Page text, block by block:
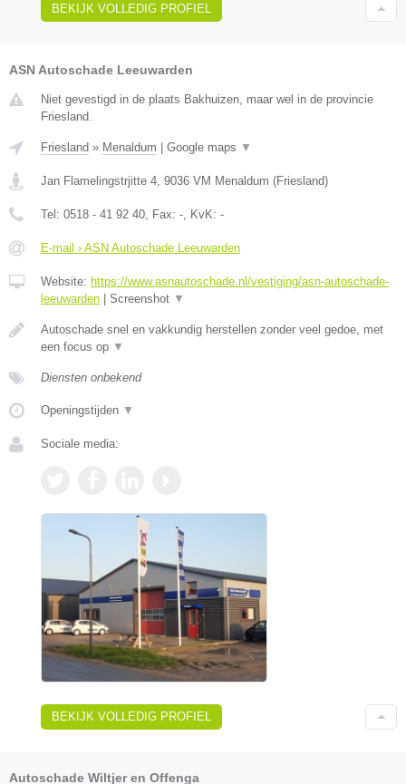
BEKIJK VOLLEDIG PROFIEL
ASN Autoschade Leeuwarden
Niet gevestigd in de plaats Bakhuizen, maar wel in de provincie
Friesland.
Friesland » Menaldum Google maps ▼
Jan Flamelingstrjitte 4 9036 VM Menaldum (Friesland)
Tel: 0518 - 41 92 40 , Fax: - , KvK: -
E-mail › ASN Autoschade Leeuwarden
Website: https://www.asnautoschade.nl/vestiging/asn-autoschade-
leeuwarden
Screenshot ▼
Autoschade snel en vakkundig herstellen zonder veel gedoe, met
een focus op ▼
Diensten onbekend
Openingstijden ▼
Sociale media:
BEKIJK VOLLEDIG PROFIEL
Autoschade Wiltjer en Offenga